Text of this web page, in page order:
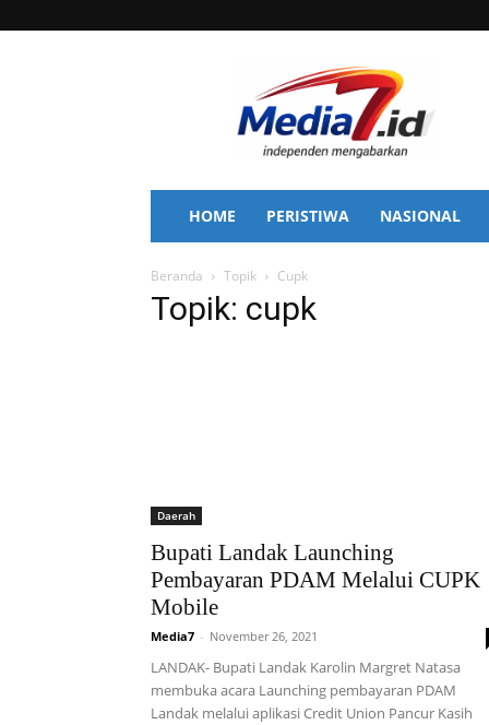
HOME PERISTIWA NASIONAL
Beranda Topik Cupk
Topik: cupk
Daerah
Bupati Landak Launching
Pembayaran PDAM Melalui CUPK
Mobile
Media7 - November 26, 2021
LANDAK- Bupati Landak Karolin Margret Natasa
membuka acara Launching pembayaran PDAM
Landak melalui aplikasi Credit Union Pancur Kasih